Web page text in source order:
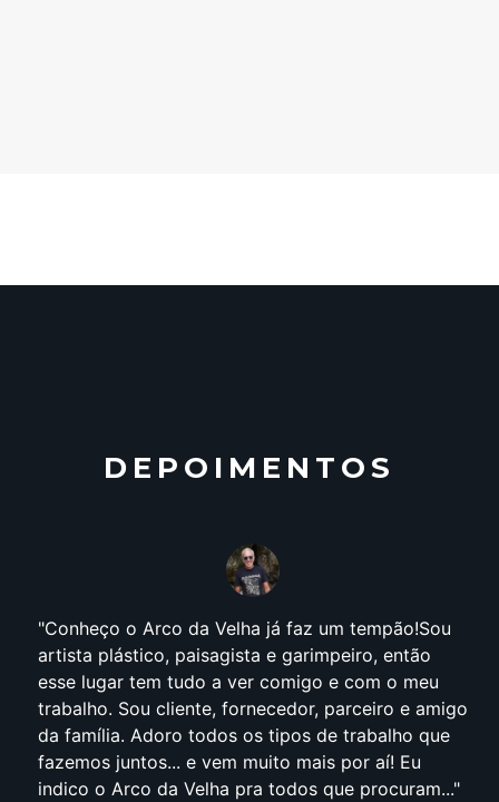
DEPOIMENTOS
Conheço o Arco da Velha já faz um tempão!Sou
artista plástico, paisagista e garimpeiro, então
esse lugar tem tudo a ver comigo e com o meu
trabalho. Sou cliente, fornecedor, parceiro e amigo
da família. Adoro todos os tipos de trabalho que
fazemos juntos... e vem muito mais por aí! Eu
indico o Arco da Velha pra todos que procuram...